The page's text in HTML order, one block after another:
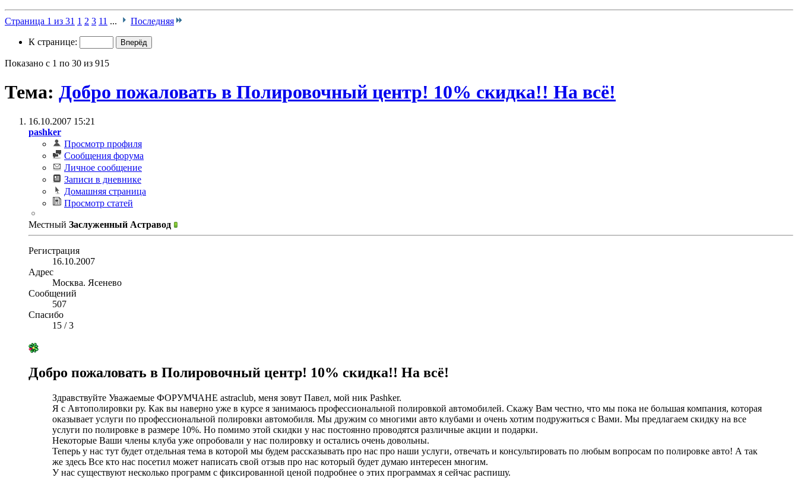
Страница 1 из 31 1 2 3 11 ... Последняя
К странице:
Показано с 1 по 30 из 915
Тема: Добро пожаловать в Полировочный центр! 10% скидка!! На всё!
16.10.2007 15:21
pashker
Просмотр профиля
Сообщения форума
Личное сообщение
Записи в дневнике
Домашняя страница
Просмотр статей
Местный Заслуженный Астравод
Регистрация
16.10.2007
Адрес
Москва. Ясенево
Сообщений
507
Спасибо
15 /3
Добро пожаловать в Полировочный центр! 10% скидка!! На всё!
Здравствуйте Уважаемые ФОРУМЧАНЕ astraclub, меня зовут Павел, мой ник Pashker.
Я с Автополировки ру. Как вы наверно уже в курсе я занимаюсь профессиональной полировкой автомобилей. Скажу Вам честно, что мы пока не большая компания, которая
оказывает услуги по профессиональной полировки автомобиля. Мы дружим со многими авто клубами и очень хотим подружиться с Вами. Мы предлагаем скидку на все
услуги по полировке в размере 10%. Но помимо этой скидки у нас постоянно проводятся различные акции и подарки.
Некоторые Ваши члены клуба уже опробовали у нас полировку и остались очень довольны.
Теперь у нас тут будет отдельная тема в которой мы будем рассказывать про нас про наши услуги, отвечать и консультировать по любым вопросам по полировке авто! А так
же здесь Все кто нас посетил может написать свой отзыв про нас который будет думаю интересен многим.
У нас существуют несколько программ с фиксированной ценой подробнее о этих программах я сейчас распишу.